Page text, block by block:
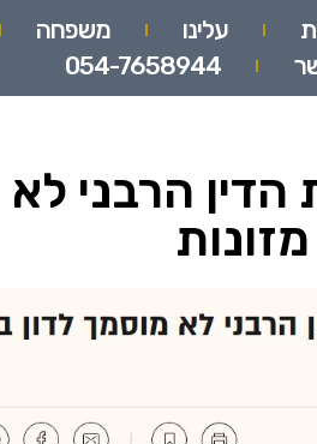
עלינו משפחה
054-7658944
הדין הרבני לא